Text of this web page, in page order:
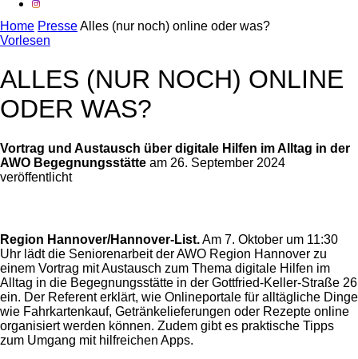
Home PresseAlles (nur noch) online oder was?
Vorlesen
ALLES (NUR NOCH) ONLINE
ODER WAS?
Vortrag und Austausch über digitale Hilfen im Alltag in der
AWO Begegnungsstätte am 26. September 2024
veröffentlicht
Region Hannover/Hannover-List.Am 7. Oktober um 11:30
Uhr lädt die Seniorenarbeit der AWO Region Hannover zu
einem Vortrag mit Austausch zum Thema digitale Hilfen im
Alltag in die Begegnungsstätte in der Gottfried-Keller-Straße 26
ein. Der Referent erklärt, wie Onlineportale für alltägliche Dinge
wie Fahrkartenkauf, Getränkelieferungen oder Rezepte online
organisiert werden können. Zudem gibt es praktische Tipps
zum Umgang mit hilfreichen Apps.